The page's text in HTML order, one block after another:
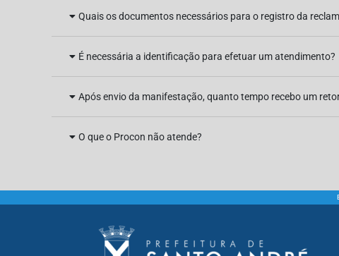
Quais os documentos necessários para o registro da
É necessária a identificação para efetuar um atendimento?
Após envio da manifestação, quanto tempo recebo um
O que o Procon não atende?